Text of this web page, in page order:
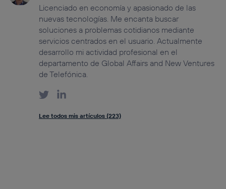
Licenciado en economía y apasionado de las
nuevas tecnologías. Me encanta buscar
soluciones a problemas cotidianos mediante
servicios centrados en el usuario. Actualmente
desarrollo mi actividad profesional en el
departamento de Global Affairs and New Ventures
de Telefónica.
Lee todos mis artículos (223)